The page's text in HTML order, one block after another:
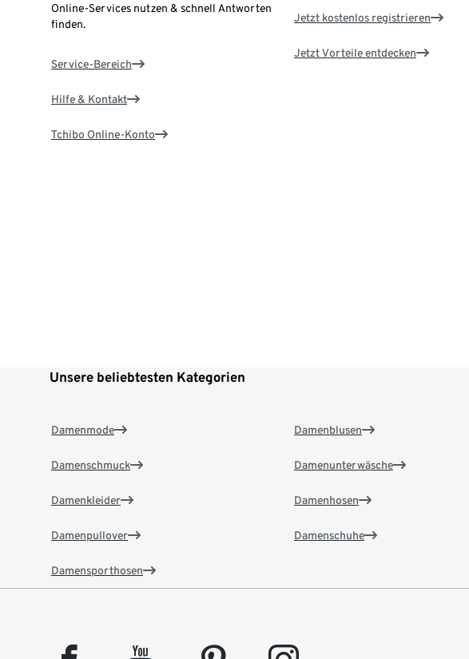
Online-Services nutzen & schnell Antworten
finden.
Service-Bereich
Hilfe & Kontakt
Tchibo Online-Konto
Jetzt kostenlos registrieren
Jetzt Vorteile entdecken
Unsere beliebtesten Kategorien
Damenmode
Damenschmuck
Damenkleider
Damenpullover
Damensporthosen
Damenblusen
Damenunterwäsche
Damenhosen
Damenschuhe